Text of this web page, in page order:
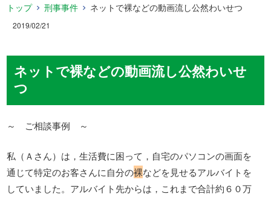
トップ 刑事事件 ネットで裸などの動画流し公然わいせつ
2019/02/21
ネットで裸などの動画流し公然わいせ
つ
～ ご相談事例 ～
私（Ａさん）は，生活費に困って，自宅のパソコンの画面を
通じて特定のお客さんに自分の裸などを見せるアルバイトを
していました。アルバイト先からは，これまで合計約６０万